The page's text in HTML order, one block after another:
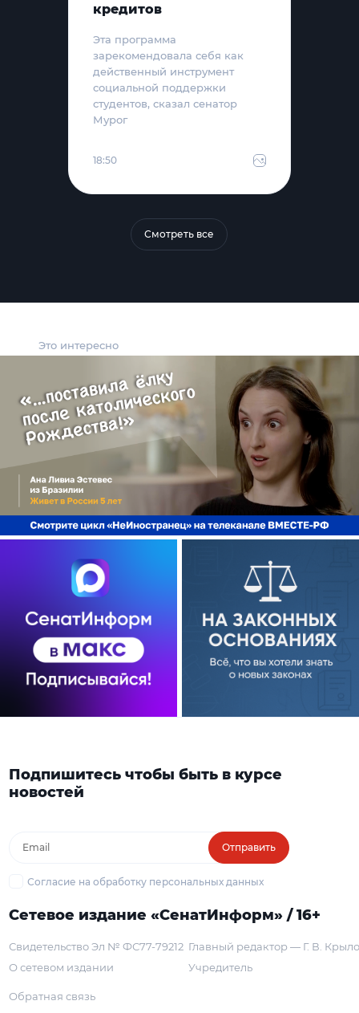
Это интересно
кредитов
Эта программа
зарекомендовала себя как
действенный инструмент
социальной поддержки
студентов, сказал сенатор
Мурог
18:50
Смотреть все
Подпишитесь чтобы быть в курсе
новостей
Отправить
Согласие на обработку персональных данных
Сетевое издание «СенатИнформ» / 16+
Свидетельство Эл № ФС77-79212
О сетевом издании
Главный редактор — Г. В.
Учредитель
Обратная связь